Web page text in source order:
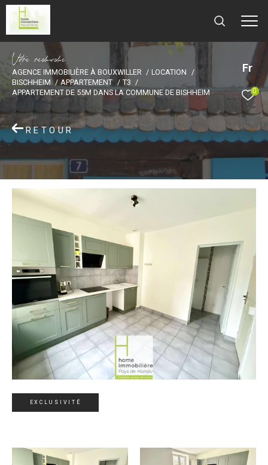
Fr
0
Vore recece
AGENCE IMMOBILIÈRE À BOUXWILLER
LOCATION
BISCHHEIM
APPARTEMENT
T3
APPARTEMENT DE 55M DANS LA COMMUNE DE BISHHEIM
RETOUR
EXCLUSIVITÉ